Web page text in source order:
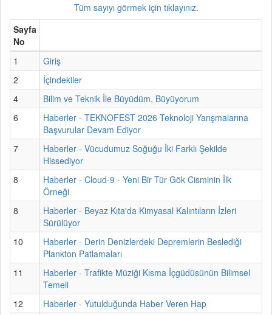
Tüm sayıyı görmek için tıklayınız.
Sayfa
No
1
Giriş
2
İçindekiler
4
Bilim ve Teknik İle Büyüdüm, Büyüyorum
6
Haberler - TEKNOFEST 2026 Teknoloji Yarışmalarına
Başvurular Devam Ediyor
7
Haberler - Vücudumuz Soğuğu İki Farklı Şekilde
Hissediyor
8
Haberler - Cloud-9 - Yeni Bir Tür Gök Cisminin İlk
Örneği
8
Haberler - Beyaz Kıta'da Kimyasal Kalıntıların İzleri
Sürülüyor
10
Haberler - Derin Denizlerdeki Depremlerin Beslediği
Plankton Patlamaları
11
Haberler - Trafikte Müziği Kısma İçgüdüsünün Bilimsel
Temeli
12
Haberler - Yutulduğunda Haber Veren Hap